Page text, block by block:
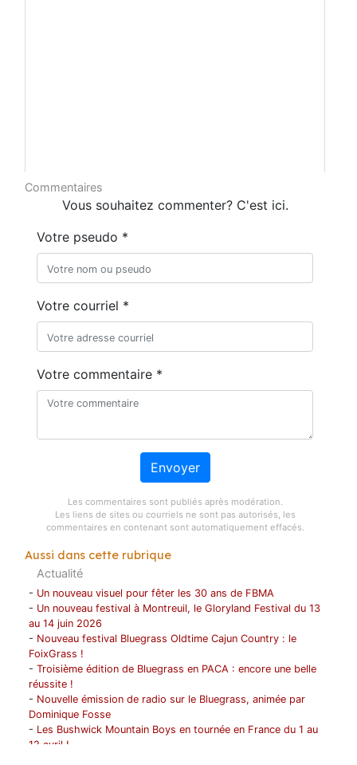
Commentaires
Vous souhaitez commenter? C'est ici.
Votre pseudo *
Votre courriel *
Votre commentaire *
Envoyer
Les commentaires sont publiés après modération.
Les liens de sites ou courriels ne sont pas autorisés, les
commentaires en contenant sont automatiquement effacés.
Aussi dans cette rubrique
Actualité
- Un nouveau visuel pour fêter les 30 ans de FBMA
- Un nouveau festival à Montreuil, le Gloryland Festival du 13
au 14 juin 2026
- Nouveau festival Bluegrass Oldtime Cajun Country : le
FoixGrass !
-Troisième édition de Bluegrass en PACA : encore une belle
réussite !
- Nouvelle émission de radio sur le Bluegrass, animée par
Dominique Fosse
- Les Bushwick Mountain Boys en tournée en France du 1 au
12 avril !